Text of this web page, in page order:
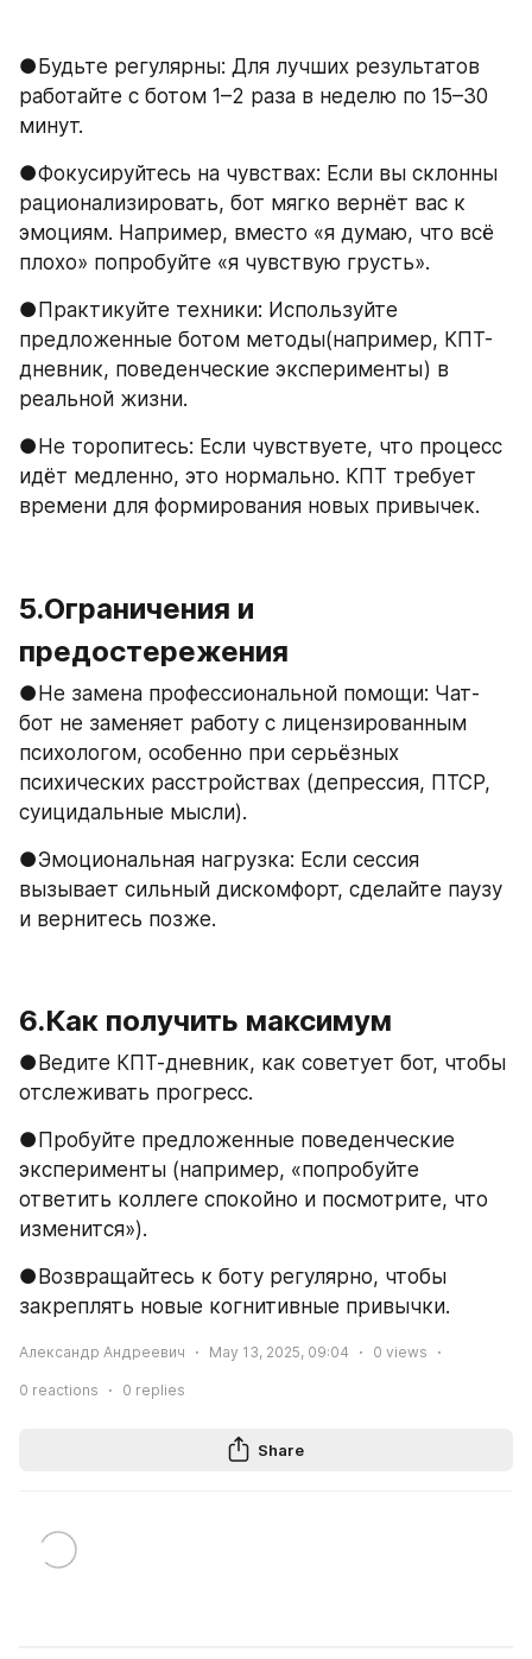
●Будьте регулярны: Для лучших результатов
работайте с ботом 1–2 раза в неделю по 15–30
минут.
●Фокусируйтесь на чувствах: Если вы склонны
рационализировать, бот мягко вернёт вас к
эмоциям. Например, вместо «я думаю, что всё
плохо» попробуйте «я чувствую грусть».
●Практикуйте техники: Используйте
предложенные ботом методы(например, КПТ-
дневник, поведенческие эксперименты) в
реальной жизни.
●Не торопитесь: Если чувствуете, что процесс
идёт медленно, это нормально. КПТ требует
времени для формирования новых привычек.
5.Ограничения и
предостережения
●Не замена профессиональной помощи: Чат-
бот не заменяет работу с лицензированным
психологом, особенно при серьёзных
психических расстройствах (депрессия, ПТСР,
суицидальные мысли).
●Эмоциональная нагрузка: Если сессия
вызывает сильный дискомфорт, сделайте паузу
и вернитесь позже.
6.Как получить максимум
●Ведите КПТ-дневник, как советует бот, чтобы
отслеживать прогресс.
●Пробуйте предложенные поведенческие
эксперименты (например, «попробуйте
ответить коллеге спокойно и посмотрите, что
изменится»).
●Возвращайтесь к боту регулярно, чтобы
закреплять новые когнитивные привычки.
Александр Андреевич May 13, 2025, 09:04 0 views
0 reactions 0 replies
Share